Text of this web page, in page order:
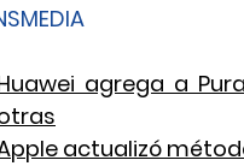
agrega a
actualizó